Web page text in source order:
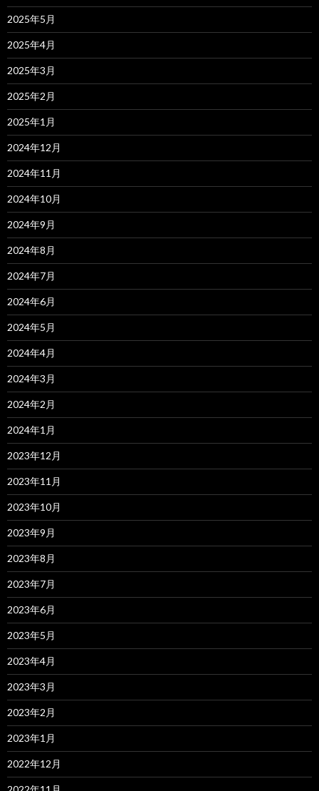
2025年5月
2025年4月
2025年3月
2025年2月
2025年1月
2024年12月
2024年11月
2024年10月
2024年9月
2024年8月
2024年7月
2024年6月
2024年5月
2024年4月
2024年3月
2024年2月
2024年1月
2023年12月
2023年11月
2023年10月
2023年9月
2023年8月
2023年7月
2023年6月
2023年5月
2023年4月
2023年3月
2023年2月
2023年1月
2022年12月